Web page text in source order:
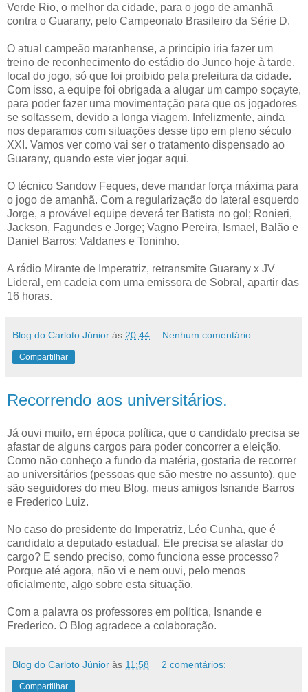
Verde Rio, o melhor da cidade, para o jogo de amanhã
contra o Guarany, pelo Campeonato Brasileiro da Série D.
O atual campeão maranhense, a principio iria fazer um
treino de reconhecimento do estádio do Junco hoje à tarde,
local do jogo, só que foi proibido pela prefeitura da cidade.
Com isso, a equipe foi obrigada a alugar um campo soçayte,
para poder fazer uma movimentação para que os jogadores
se soltassem, devido a longa viagem. Infelizmente, ainda
nos deparamos com situações desse tipo em pleno século
XXI. Vamos ver como vai ser o tratamento dispensado ao
Guarany, quando este vier jogar aqui.
O técnico Sandow Feques, deve mandar força máxima para
o jogo de amanhã. Com a regularização do lateral esquerdo
Jorge, a provável equipe deverá ter Batista no gol; Ronieri,
Jackson, Fagundes e Jorge; Vagno Pereira, Ismael, Balão e
Daniel Barros; Valdanes e Toninho.
A rádio Mirante de Imperatriz, retransmite Guarany x JV
Lideral, em cadeia com uma emissora de Sobral, apartir das
16 horas.
Blog do Carloto Júnior às 20:44 Nenhum comentário:
Compartilhar
Recorrendo aos universitários.
Já ouvi muito, em época política, que o candidato precisa se
afastar de alguns cargos para poder concorrer a eleição.
Como não conheço a fundo da matéria, gostaria de recorrer
ao universitários (pessoas que são mestre no assunto), que
são seguidores do meu Blog, meus amigos Isnande Barros
e Frederico Luiz.
No caso do presidente do Imperatriz, Léo Cunha, que é
candidato a deputado estadual. Ele precisa se afastar do
cargo? E sendo preciso, como funciona esse processo?
Porque até agora, não vi e nem ouvi, pelo menos
oficialmente, algo sobre esta situação.
Com a palavra os professores em política, Isnande e
Frederico. O Blog agradece a colaboração.
Blog do Carloto Júnior às 11:58 2 comentários:
Compartilhar